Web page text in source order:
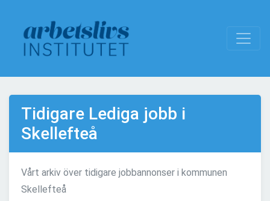
Tidigare Lediga jobb i
Skellefteå
Vårt arkiv över tidigare jobbannonser i kommunen
Skellefteå